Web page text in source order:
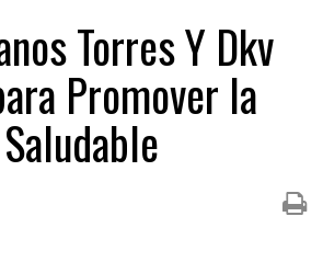
Torres Y Dkv
Promover la